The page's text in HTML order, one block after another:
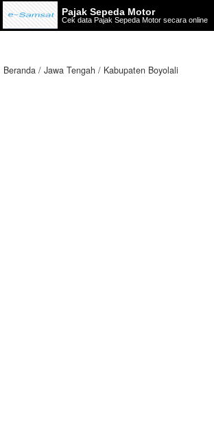
Pajak Sepeda Motor
Cek data Pajak Sepeda Motor secara online
Beranda Jawa Tengah Kabupaten Boyolali